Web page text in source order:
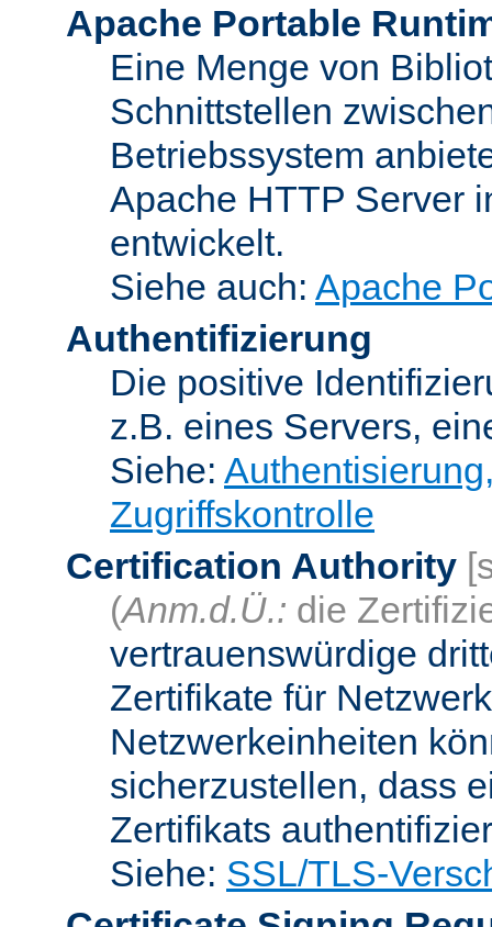
Apache Portable
Eine Menge von
Schnittstellen
Betriebssystem
Apache HTTP Server
entwickelt.
Siehe auch: Apache
Authentifizierung
Die positive
z.B. eines Servers,
Siehe:
Zugriffskontrolle
Certification Authority
(Anm.d.Ü.: die
vertrauenswürdige
Zertifikate für
Netzwerkeinheiten
sicherzustellen, dass
Zertifikats
Siehe: SSL/TLS-